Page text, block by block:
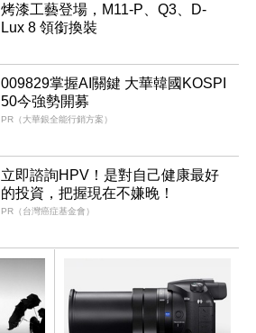
烤漆工藝登場，M11-P、Q3、D-
Lux 8 領銜換裝
009829掌握AI關鍵 大華韓國KOSPI
50今強勢開募
PR（大華銀全能行銷方案）
立即諮詢HPV！是對自己健康最好
的投資，把握現在不嫌晚！
PR（台灣癌症基金會）